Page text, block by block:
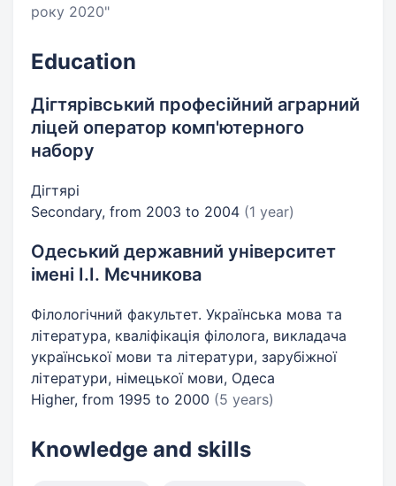
року 2020"
Education
Дігтярівський професійний аграрний
ліцей оператор комп'ютерного
набору
Дігтярі
Secondary, from 2003 to 2004 (1 year)
Одеський державний університет
імені І.І. Мєчникова
Філологічний факультет. Українська мова та
література, кваліфікація філолога, викладача
української мови та літератури, зарубіжної
літератури, німецької мови, Одеса
Higher, from 1995 to 2000 (5 years)
Knowledge and skills